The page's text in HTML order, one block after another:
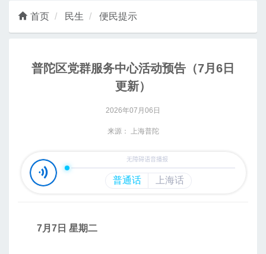
首页 民生 便民提示
普陀区党群服务中心活动预告（7月6日
更新）
2026年07月06日
来源： 上海普陀
7月7日 星期二